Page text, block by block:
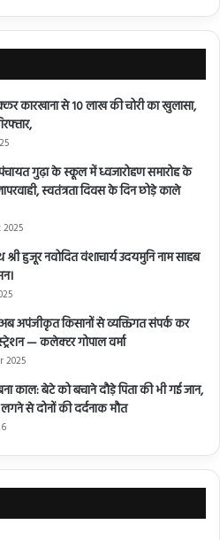
कारखाना से 10 लाख की चोरी का खुलासा,
पंचायत गुढ़ा के स्कूल में ध्वजारोहण समारोह के
स्वतंत्रता दिवस के दिन छोड़े काले
हुजूर नवोदित वंशाचार्य उदयमुनि नाम साहब
अपंजीकृत किसानों से व्यक्तिगत संपर्क कर
— कलेक्टर गोपाल वर्मा
2025
काल: बेटे को बचाने दौड़े पिता की भी गई जान,
से दोनों की दर्दनाक मौत